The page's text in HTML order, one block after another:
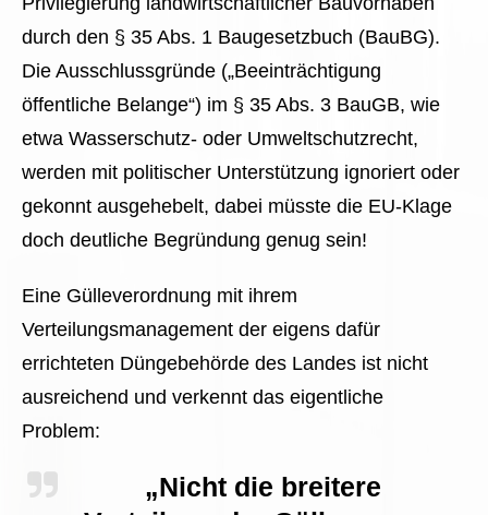
durch den § 35 Abs. 1 Baugesetzbuch (BauBG).
Die Ausschlussgründe („Beeinträchtigung
öffentliche Belange“) im § 35 Abs. 3 BauGB, wie
etwa Wasserschutz- oder Umweltschutzrecht,
werden mit politischer Unterstützung ignoriert oder
gekonnt ausgehebelt, dabei müsste die EU-Klage
doch deutliche Begründung genug sein!
Eine Gülleverordnung mit ihrem
Verteilungsmanagement der eigens dafür
errichteten Düngebehörde des Landes ist nicht
ausreichend und verkennt das eigentliche
Problem:
„Nicht die breitere